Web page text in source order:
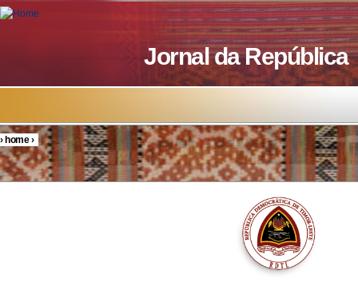
Skip to main content
Jornal da República
You are here
›home›